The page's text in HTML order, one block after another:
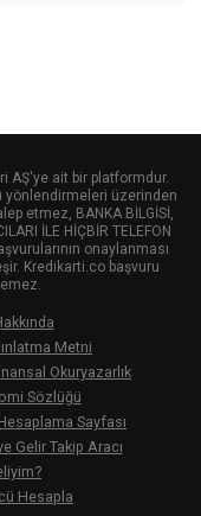
AŞ'ye ait bir platformdur.
yönlendirmeleri üzerinden
etmez, BANKA BİLGİSİ,
İLE HİÇBİR TELEFON
onaylanması
Kredikarti.co başvuru
Metni
Okuryazarlık
Sözlüğü
Sayfası
Gelir Takip Aracı
Hesapla